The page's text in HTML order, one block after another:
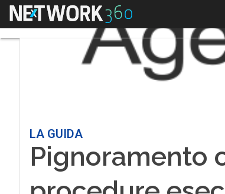
Menu
LA GUIDA
Pignoramento